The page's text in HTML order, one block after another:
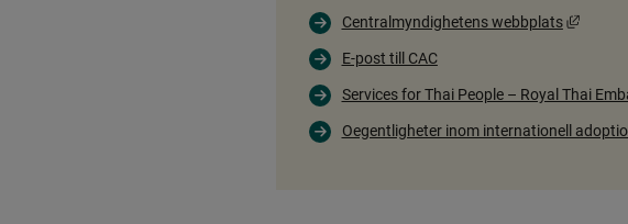
Centralmyndighetens webbplats Länk
E-post till CAC
Services for Thai People – Royal Thai
Oegentligheter inom internationell